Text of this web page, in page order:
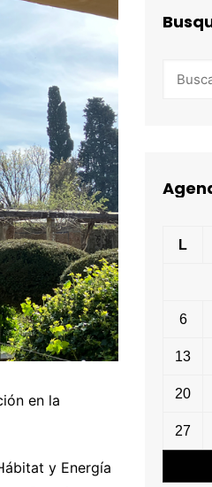
en la
y Energía
L
6
13
20
27